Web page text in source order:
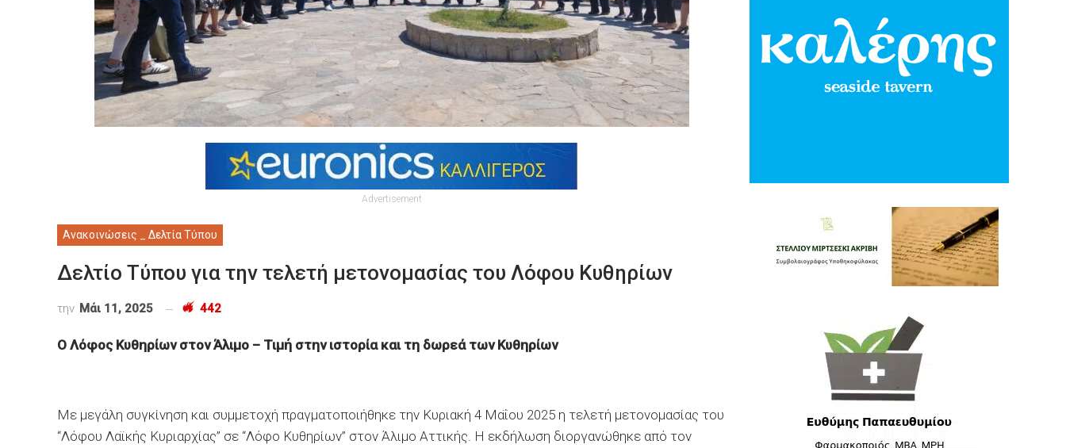
Advertisement
Ανακοινώσεις _ Δελτία Τύπου
Δελτίο Τύπου για την τελετή μετονομασίας του Λόφου Κυθηρίων
την Μάι 11, 2025 442
Ο Λόφος Κυθηρίων στον Άλιμο – Τιμή στην ιστορία και τη δωρεά των Κυθηρίων
Με μεγάλη συγκίνηση και συμμετοχή πραγματοποιήθηκε την Κυριακή 4 Μαΐου 2025 η τελετή μετονομασίας του
“Λόφου Λαϊκής Κυριαρχίας” σε “Λόφο Κυθηρίων” στον Άλιμο Αττικής. Η εκδήλωση διοργανώθηκε από τον